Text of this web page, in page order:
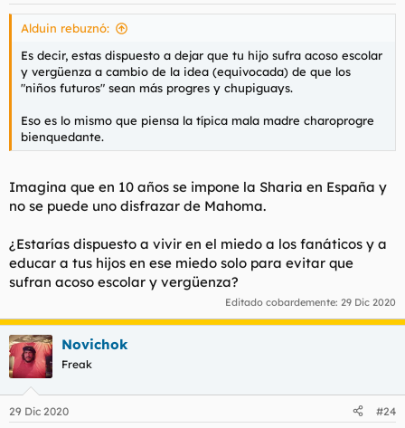
s
Alduin rebuznó:
Es decir, estas dispuesto a dejar que tu hijo sufra acoso escolar
y vergüenza a cambio de la idea (equivocada) de que los
"niños futuros" sean más progres y chupiguays.
Eso es lo mismo que piensa la típica mala madre charoprogre
bienquedante.
Imagina que en 10 años se impone la Sharia en España y
no se puede uno disfrazar de Mahoma.
¿Estarías dispuesto a vivir en el miedo a los fanáticos y a
educar a tus hijos en ese miedo solo para evitar que
sufran acoso escolar y vergüenza?
Editado cobardemente: 29 Dic 2020
Novichok
Freak
29 Dic 2020 #24